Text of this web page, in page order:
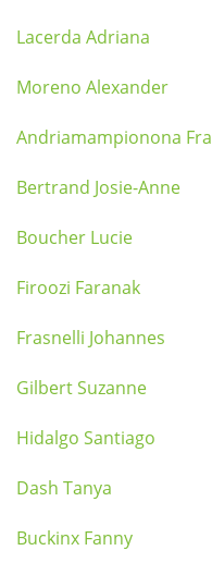
Lacerda Adriana
Moreno Alexander
Andriamampionona
Bertrand Josie-Anne
Boucher Lucie
Firoozi Faranak
Frasnelli Johannes
Gilbert Suzanne
Hidalgo Santiago
Dash Tanya
Buckinx Fanny